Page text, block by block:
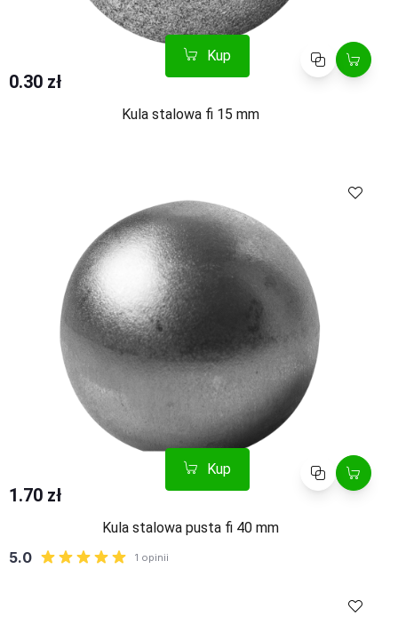
Kup Porównaj
0.30 zł
Kula stalowa fi 15 mm
Kup Porównaj
1.70 zł
Kula stalowa pusta fi 40 mm